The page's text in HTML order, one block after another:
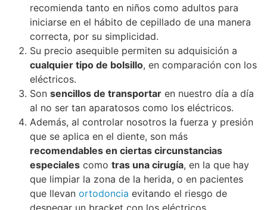
recomienda tanto en niños como adultos para
iniciarse en el hábito de cepillado de una manera
correcta, por su simplicidad.
Su precio asequible permiten su adquisición a
cualquier tipo de bolsillo, en comparación con los
eléctricos.
Son sencillos de transportar en nuestro día a día
al no ser tan aparatosos como los eléctricos.
Además, al controlar nosotros la fuerza y presión
que se aplica en el diente, son más
recomendables en ciertas circunstancias
especiales como tras una cirugía, en la que hay
que limpiar la zona de la herida, o en pacientes
que llevan ortodoncia evitando el riesgo de
despegar un bracket con los eléctricos.